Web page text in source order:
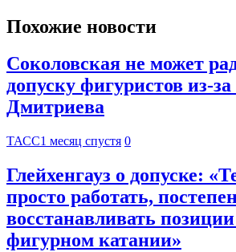
Похожие новости
Соколовская не может
допуску фигуристов из-
Дмитриева
ТАСС1 месяц спустя 0
Глейхенгауз о допуске:
просто работать,
восстанавливать
фигурном катании»